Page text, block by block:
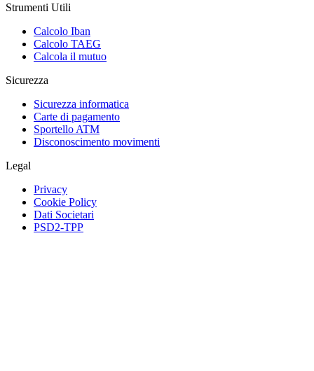
Strumenti Utili
Calcolo Iban
Calcolo TAEG
Calcola il mutuo
Sicurezza
Sicurezza informatica
Carte di pagamento
Sportello ATM
Disconoscimento movimenti
Legal
Privacy
Cookie Policy
Dati Societari
PSD2-TPP